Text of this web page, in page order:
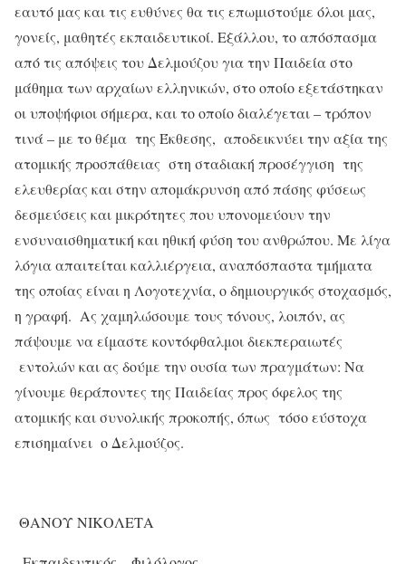
εαυτό μας και τις ευθύνες θα τις επωμιστούμε όλοι μας,
γονείς, μαθητές εκπαιδευτικοί. Εξάλλου, το απόσπασμα
από τις απόψεις του Δελμούζου για την Παιδεία στο
μάθημα των αρχαίων ελληνικών, στο οποίο εξετάστηκαν
οι υποψήφιοι σήμερα, και το οποίο διαλέγεται – τρόπον
τινά – με το θέμα της Έκθεσης, αποδεικνύει την αξία της
ατομικής προσπάθειας στη σταδιακή προσέγγιση της
ελευθερίας και στην απομάκρυνση από πάσης φύσεως
δεσμεύσεις και μικρότητες που υπονομεύουν την
ενσυναισθηματική και ηθική φύση του ανθρώπου. Με λίγα
λόγια απαιτείται καλλιέργεια, αναπόσπαστα τμήματα
της οποίας είναι η Λογοτεχνία, ο δημιουργικός στοχασμός,
η γραφή. Ας χαμηλώσουμε τους τόνους, λοιπόν, ας
πάψουμε να είμαστε κοντόφθαλμοι διεκπεραιωτές
εντολών και ας δούμε την ουσία των πραγμάτων: Να
γίνουμε θεράποντες της Παιδείας προς όφελος της
ατομικής και συνολικής προκοπής, όπως τόσο εύστοχα
επισημαίνει ο Δελμούζος.
ΘΑΝΟΥ ΝΙΚΟΛΕΤΑ